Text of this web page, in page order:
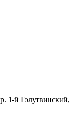
1-й Голутвинский,